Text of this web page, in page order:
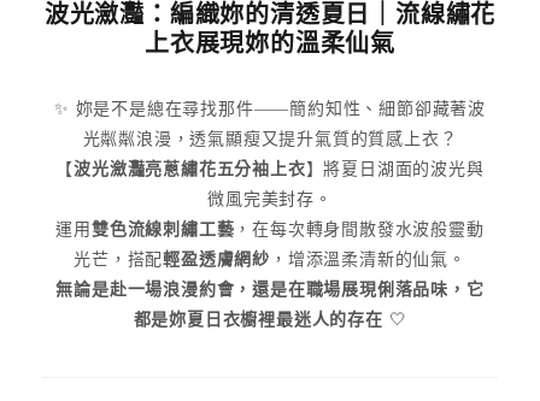
波光瀲灩：編織妳的清透夏日｜流線繡花
上衣展現妳的溫柔仙氣
✨ 妳是不是總在尋找那件——簡約知性、細節卻藏著波
光粼粼浪漫，透氣顯瘦又提升氣質的質感上衣？
【波光瀲灩亮蔥繡花五分袖上衣】將夏日湖面的波光與
微風完美封存。
運用 雙色流線刺繡工藝 ，在每次轉身間散發水波般靈動
光芒，搭配輕盈透膚網紗 ，增添溫柔清新的仙氣。
無論是赴一場浪漫約會，還是在職場展現俐落品味，它
都是妳夏日衣櫥裡最迷人的存在 🤍